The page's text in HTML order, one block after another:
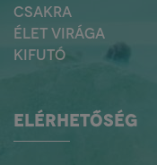
CSAKRA
ÉLET VIRÁGA
KIFUTÓ
ELÉRHETŐSÉG